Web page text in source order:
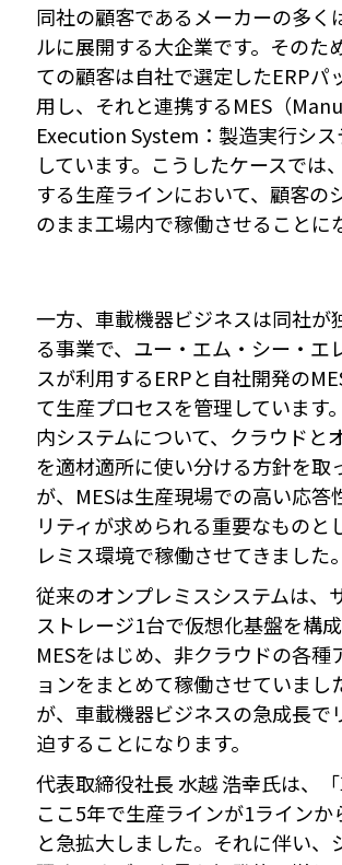
同社の顧客であるメーカーの多く
ルに展開する大企業です。そのた
ての顧客は自社で選定したERPパ
用し、それと連携するMES（
Execution System：製造実行シス
しています。こうしたケースでは
する生産ラインにおいて、顧客の
のまま工場内で稼働させることに
一方、車載機器ビジネスは同社が
る事業で、ユー・エム・シー・エ
スが利用するERPと自社開発の
て生産プロセスを管理しています
内システムについて、クラウドと
を適材適所に使い分ける方針を取
が、MESは生産現場での高い応答
リティが求められる重要なものと
レミス環境で稼働させてきました。
従来のオンプレミスシステムは、
ストレージ1台で仮想化基盤を構
MESをはじめ、非クラウドの各種
ョンをまとめて稼働させていまし
が、車載機器ビジネスの急成長で
迫することになります。
代表取締役社長 水越 浩幸氏は、
ここ5年で生産ラインが1ラインか
と急拡大しました。それに伴い、